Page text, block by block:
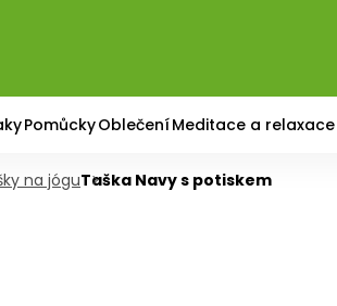
PomůckyOblečeníMeditace a relaxace
na jóguTaška Navy s potiskem